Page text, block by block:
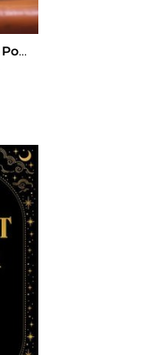
Manuel De Survie Pour Hypersensibles, Indecis, Insatisfaits Et Perfectionnistes